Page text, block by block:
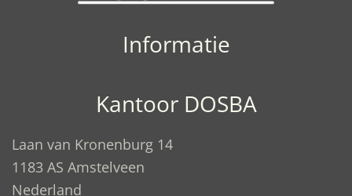
Informatie
Kantoor DOSBA
Laan van Kronenburg 14
1183 AS Amstelveen
Nederland